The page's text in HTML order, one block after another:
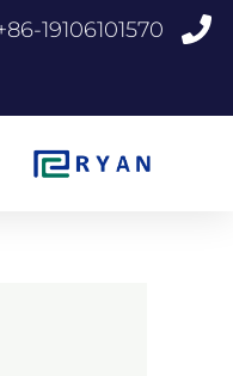
تخطي
إلى
19106101570